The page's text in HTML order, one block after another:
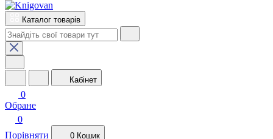
Каталог товарів
Кабінет
0
Обране
0
Порівняти
0 Кошик